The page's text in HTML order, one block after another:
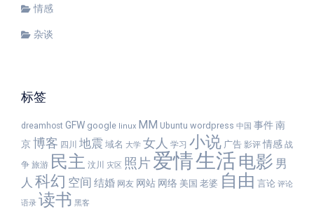
情感
杂谈
标签
dreamhost GFW google linux MM Ubuntu wordpress 中国 事件南
京博客 四川 地震 域名 大学 女人 学习 小说 广告 影评 情感 战
争 旅游 民主 汶川 灾区 照片 爱情生活 电影 男
人 科幻 空间 结婚 网友 网站 网络 美国 老婆 自由 言论 评论
语录 读书 黑客